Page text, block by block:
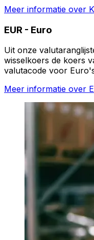
Meer informatie over
EUR - Euro
Uit onze
wisselkoers de koers
valutacode voor
Meer informatie over